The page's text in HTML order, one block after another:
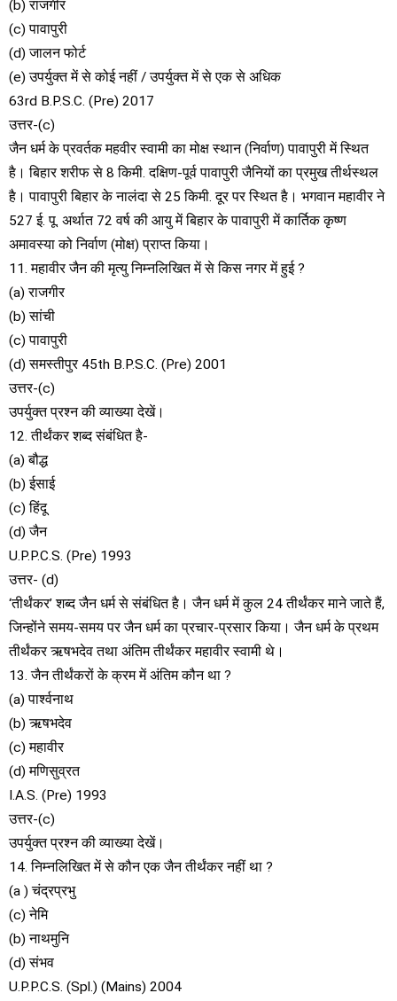
(b) राजगीर
(c) पावापुरी
(d) जालन फोर्ट
(e) उपर्युक्त में से कोई नहीं / उपर्युक्त में से एक से अधिक
63rd B.P.S.C. (Pre) 2017
उत्तर-(c)
जैन धर्म के प्रवर्तक महवीर स्वामी का मोक्ष स्थान (निर्वाण) पावापुरी में स्थित
है। बिहार शरीफ से 8 किमी. दक्षिण-पूर्व पावापुरी जैनियों का प्रमुख तीर्थस्थल
है। पावापुरी बिहार के नालंदा से 25 किमी. दूर पर स्थित है। भगवान महावीर ने
527 ई. पू. अर्थात 72 वर्ष की आयु में बिहार के पावापुरी में कार्तिक कृष्ण
अमावस्या को निर्वाण (मोक्ष) प्राप्त किया।
11. महावीर जैन की मृत्यु निम्नलिखित में से किस नगर में हुई ?
(a) राजगीर
(b) सांची
(c) पावापुरी
(d) समस्तीपुर 45th B.P.S.C. (Pre) 2001
उत्तर-(c)
उपर्युक्त प्रश्न की व्याख्या देखें।
12. तीर्थंकर शब्द संबंधित है-
(a) बौद्ध
(b) ईसाई
(c) हिंदू
(d) जैन
U.P.P.C.S. (Pre) 1993
उत्तर- (d)
‘तीर्थंकर’ शब्द जैन धर्म से संबंधित है। जैन धर्म में कुल 24 तीर्थंकर माने जाते हैं,
जिन्होंने समय-समय पर जैन धर्म का प्रचार-प्रसार किया। जैन धर्म के प्रथम
तीर्थंकर ऋषभदेव तथा अंतिम तीर्थंकर महावीर स्वामी थे।
13. जैन तीर्थंकरों के क्रम में अंतिम कौन था ?
(a) पार्श्वनाथ
(b) ऋषभदेव
(c) महावीर
(d) मणिसुव्रत
I.A.S. (Pre) 1993
उत्तर-(c)
उपर्युक्त प्रश्न की व्याख्या देखें।
14. निम्नलिखित में से कौन एक जैन तीर्थंकर नहीं था ?
(a ) चंद्रप्रभु
(c) नेमि
(b) नाथमुनि
(d) संभव
U.P.P.C.S. (Spl.) (Mains) 2004